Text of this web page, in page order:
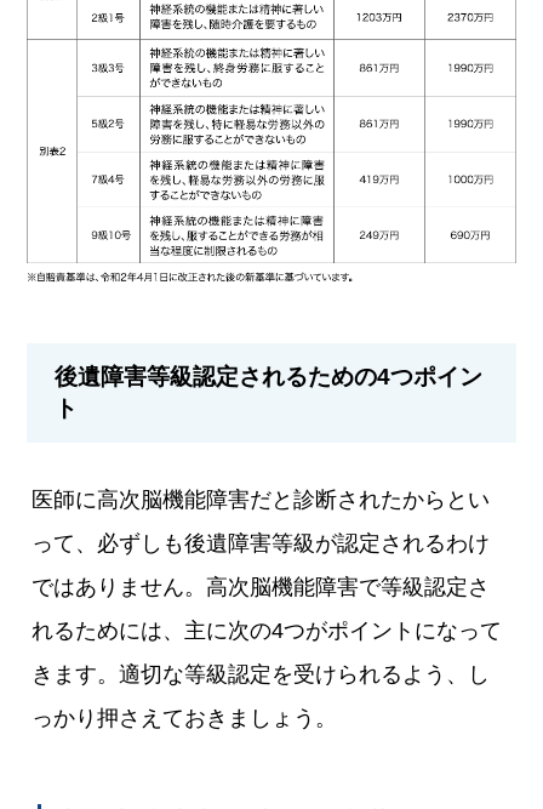
後遺障害等級認定されるための4つポイン
ト
医師に高次脳機能障害だと診断されたからとい
って、必ずしも後遺障害等級が認定されるわけ
ではありません。高次脳機能障害で等級認定さ
れるためには、主に次の4つがポイントになって
きます。適切な等級認定を受けられるよう、し
っかり押さえておきましょう。